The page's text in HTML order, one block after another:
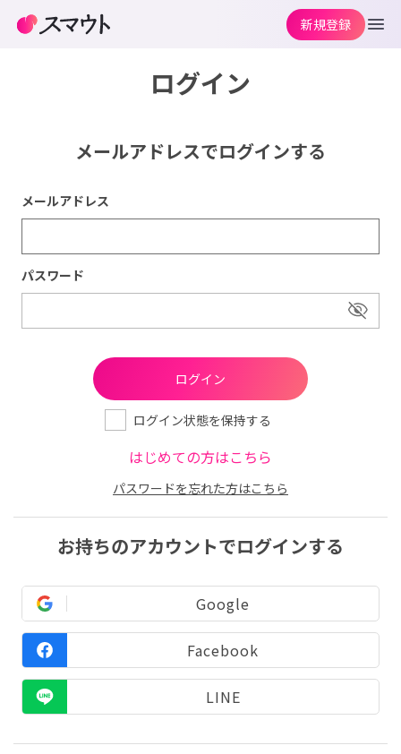
ログイン
メールアドレスでログインする
メールアドレス
パスワード
ログイン状態を保持する
はじめての方はこちら
パスワードを忘れた方はこちら
お持ちのアカウントでログインする
Google
Facebook
LINE
新規登録